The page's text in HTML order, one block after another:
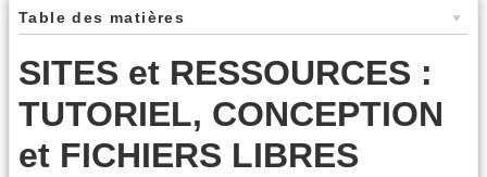
Table des matières
SITES et RESSOURCES :
TUTORIEL, CONCEPTION
et FICHIERS LIBRES